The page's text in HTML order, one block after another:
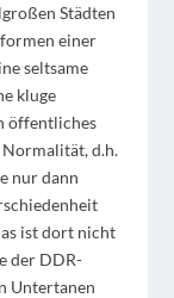
Städten
einer
seltsame
kluge
öffentliches
d.h.
nur dann
ist dort nicht
der DDR-
Untertanen